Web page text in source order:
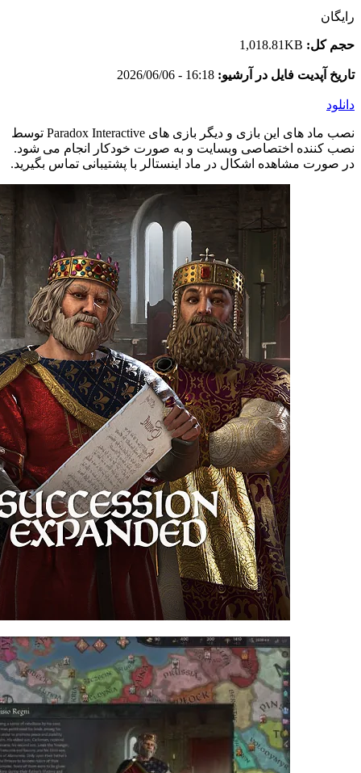
رایگان
حجم کل: 1,018.81KB
تاریخ آپدیت فایل در آرشیو: 16:18 - 2026/06/06
دانلود
نصب ماد های این بازی و دیگر بازی های Paradox Interactive توسط
نصب کننده اختصاصی وبسایت و به صورت خودکار انجام می شود.
در صورت مشاهده اشکال در ماد اینستالر با پشتیبانی تماس بگیرید.